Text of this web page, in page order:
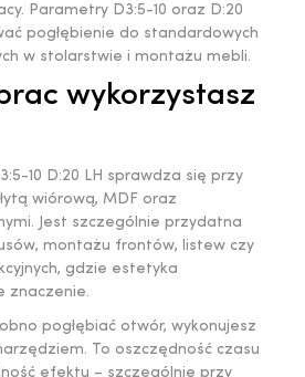
Parametry D3:5-10 oraz D:20
pogłębienie do standardowych
w stolarstwie i montażu mebli.
wykorzystasz
10 D:20 LH sprawdza się przy
wiórową, MDF oraz
Jest szczególnie przydatna
montażu frontów, listew czy
gdzie estetyka
znaczenie.
pogłębiać otwór, wykonujesz
To oszczędność czasu
efektu – szczególnie przy